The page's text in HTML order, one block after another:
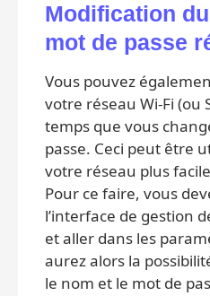
Modification
mot de passe
Vous pouvez
votre réseau Wi-Fi (ou
temps que vous
passe. Ceci peut être
votre réseau plus
Pour ce faire, vous
l’interface de gestion
et aller dans les
aurez alors la
le nom et le mot de